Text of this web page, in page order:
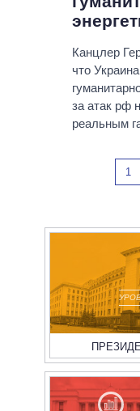
Канцлер
что
за атак рф
реальным
1